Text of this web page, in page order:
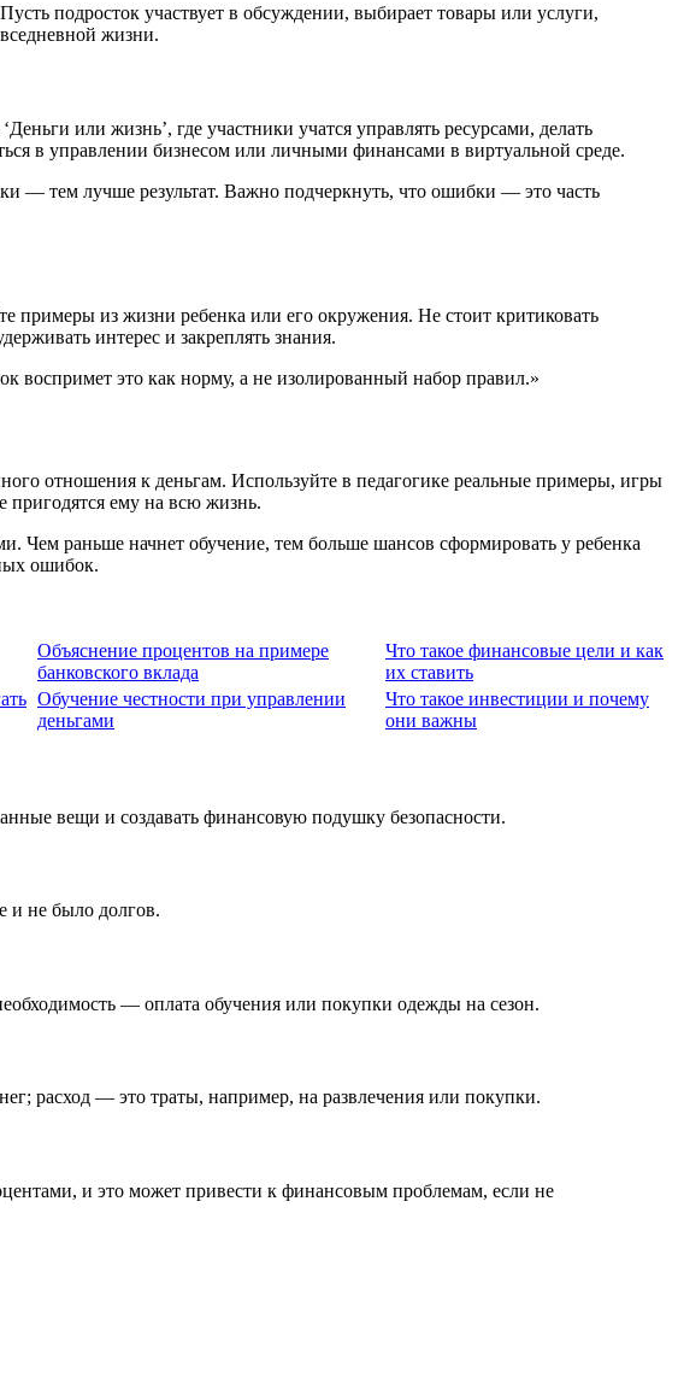
подросток участвует в обсуждении, выбирает товары или услуги,
жизни.
или жизнь’, где участники учатся управлять ресурсами, делать
в управлении бизнесом или личными финансами в виртуальной среде.
— тем лучше результат. Важно подчеркнуть, что ошибки — это часть
примеры из жизни ребенка или его окружения. Не стоит критиковать
интерес и закреплять знания.
воспримет это как норму, а не изолированный набор правил.»
отношения к деньгам. Используйте в педагогике реальные примеры, игры
пригодятся ему на всю жизнь.
раньше начнет обучение, тем больше шансов сформировать у ребенка
ошибок.
Объяснение процентов на примере
банковского вклада
Что такое финансовые цели и как
их ставить
Обучение честности при управлении
деньгами
Что такое инвестиции и почему
они важны
вещи и создавать финансовую подушку безопасности.
и не было долгов.
— оплата обучения или покупки одежды на сезон.
расход — это траты, например, на развлечения или покупки.
и это может привести к финансовым проблемам, если не